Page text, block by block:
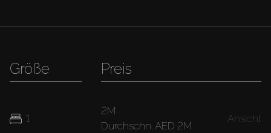
Größe
1
Preis
2M
Durchschn. AED 2M
Ansicht